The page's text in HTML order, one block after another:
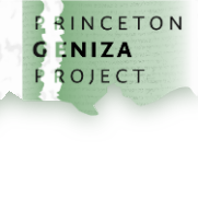
إلى المحتوى الرئيسي
الرئيسية